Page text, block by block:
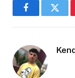
Facebook